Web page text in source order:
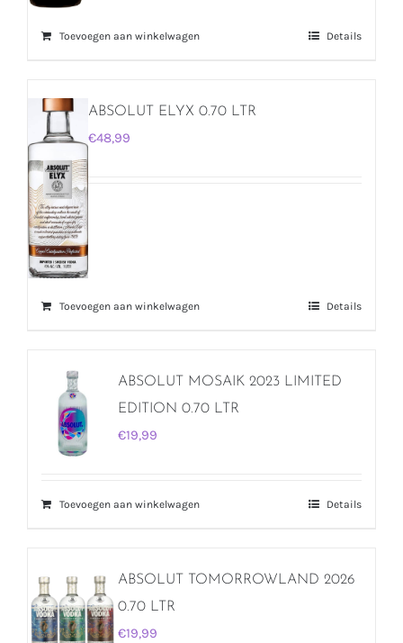
Toevoegen aan winkelwagen Details
ABSOLUT ELYX 0.70 LTR
€48,99
Toevoegen aan winkelwagen Details
ABSOLUT MOSAIK 2023 LIMITED
EDITION 0.70 LTR
€19,99
Toevoegen aan winkelwagen Details
ABSOLUT TOMORROWLAND 2026
0.70 LTR
€19,99